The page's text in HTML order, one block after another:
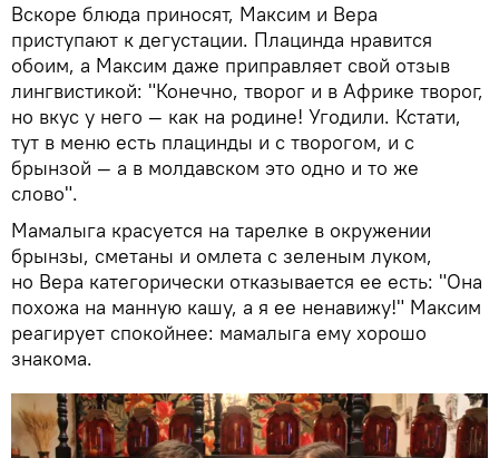
Вскоре блюда приносят, Максим и Вера
приступают к дегустации. Плацинда нравится
обоим, а Максим даже приправляет свой отзыв
лингвистикой: "Конечно, творог и в Африке творог,
но вкус у него — как на родине! Угодили. Кстати,
тут в меню есть плацинды и с творогом, и с
брынзой — а в молдавском это одно и то же
слово".
Мамалыга красуется на тарелке в окружении
брынзы, сметаны и омлета с зеленым луком,
но Вера категорически отказывается ее есть: "Она
похожа на манную кашу, а я ее ненавижу!" Максим
реагирует спокойнее: мамалыга ему хорошо
знакома.